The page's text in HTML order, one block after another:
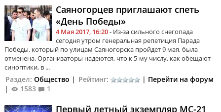
Саяногорцев приглашают спеть
«День Победы»
4 Мая 2017, 16:20- Из-за сильного снегопада
сегодня утром генеральная репетиция Парада
Победы, который по улицам Саяногорска пройдет 9 мая, была
отменена. Организаторы надеются, что к 5-му числу, как обещают
синоптики, в ...
Раздел: Общество | Рейтинг: | Перейти на форум
|
1583 1
Первый летный экземпляр МС-21